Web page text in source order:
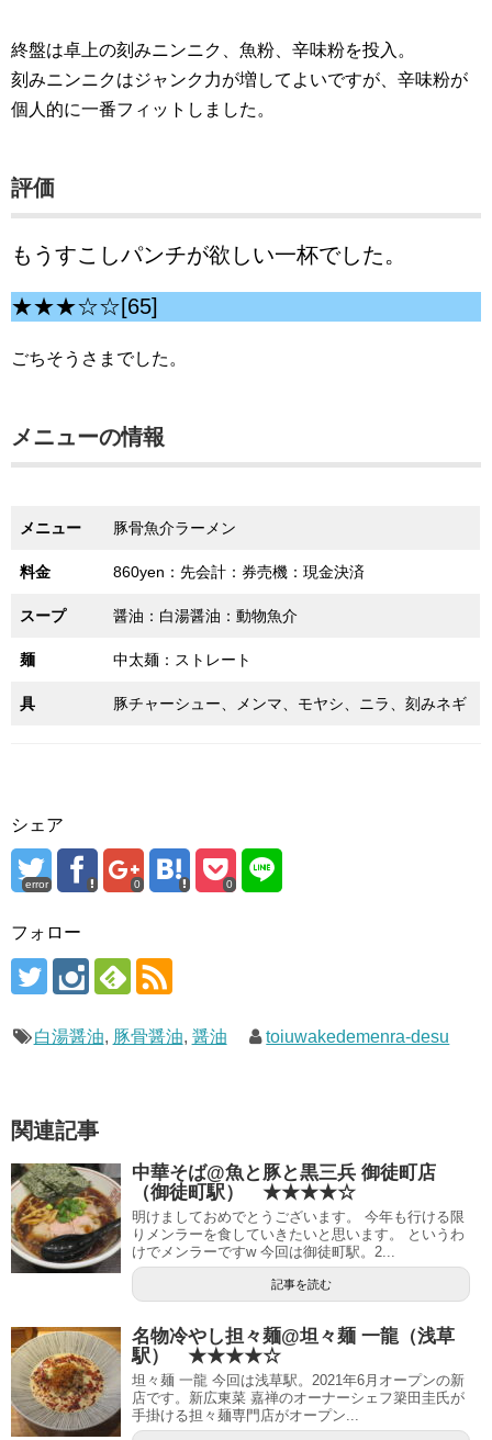
終盤は卓上の刻みニンニク、魚粉、辛味粉を投入。
刻みニンニクはジャンク力が増してよいですが、辛味粉が
個人的に一番フィットしました。
評価
もうすこしパンチが欲しい一杯でした。
★★★☆☆[65]
ごちそうさまでした。
メニューの情報
メニュー 豚骨魚介ラーメン
料金 860yen：先会計：券売機：現金決済
スープ 醤油：白湯醤油：動物魚介
麺 中太麺：ストレート
具 豚チャーシュー、メンマ、モヤシ、ニラ、刻みネギ
シェア
error 0 0
フォロー
白湯醤油, 豚骨醤油, 醤油 toiuwakedemenra-desu
関連記事
中華そば@魚と豚と黒三兵 御徒町店
（御徒町駅） ★★★★☆
明けましておめでとうございます。 今年も行ける限
りメンラーを食していきたいと思います。 というわ
けでメンラーですw 今回は御徒町駅。2...
記事を読む
名物冷やし担々麺@坦々麺 一龍（浅草
駅） ★★★★☆
坦々麺 一龍 今回は浅草駅。2021年6月オープンの新
店です。新広東菜 嘉禅のオーナーシェフ簗田圭氏が
手掛ける担々麺専門店がオープン...